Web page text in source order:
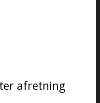
afretning